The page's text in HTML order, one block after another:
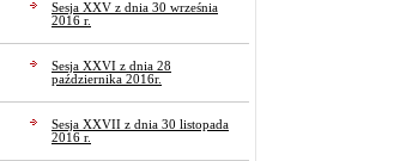
Sesja XXV z dnia 30 września
2016 r.
Sesja XXVI z dnia 28
października 2016r.
Sesja XXVII z dnia 30 listopada
2016 r.